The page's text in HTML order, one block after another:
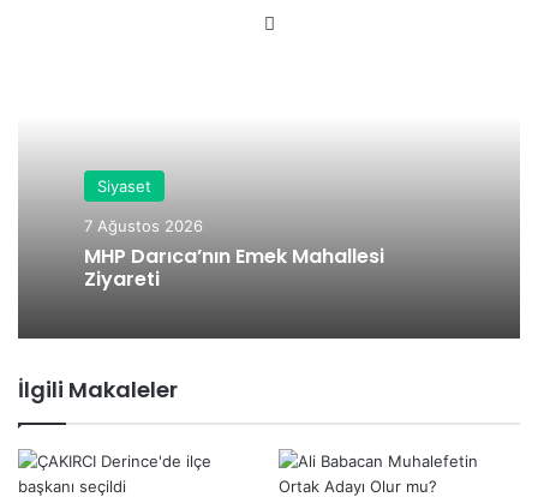
Siyaset
7 Ağustos 2026
MHP Darıca’nın Emek Mahallesi
Ziyareti
İlgili Makaleler